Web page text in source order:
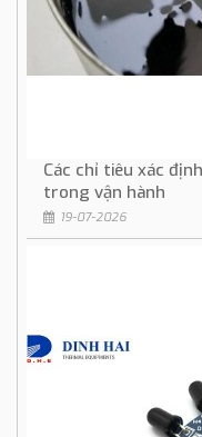
Các chỉ tiêu xác
trong vận hành
19-07-2026